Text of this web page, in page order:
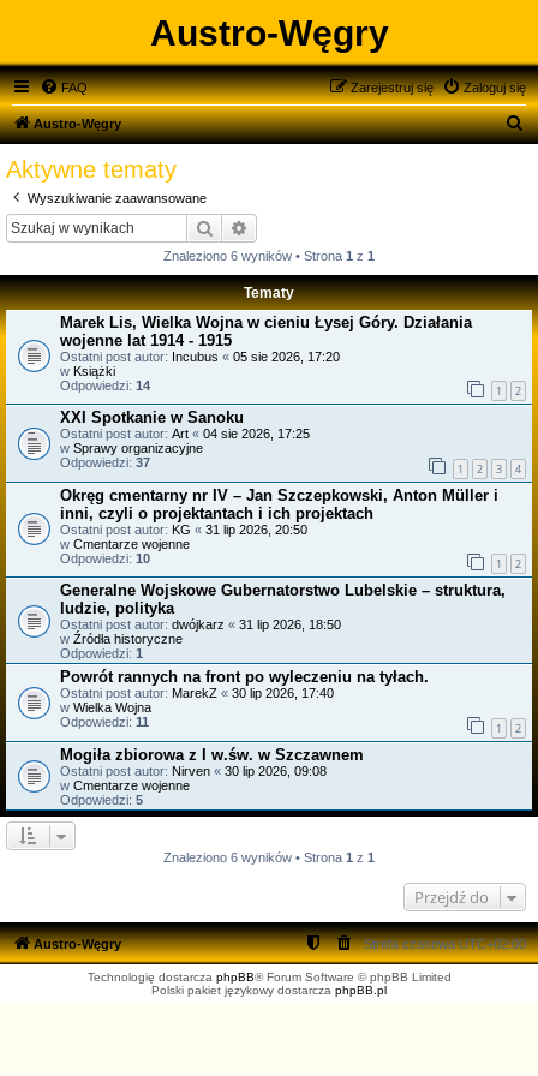
Austro-Węgry
FAQ Zaloguj się
Zarejestruj się
Austro-Węgry
S
Aktywne tematy
Wyszukiwanie zaawansowane
Szukaj
Znaleziono 6 wyników • Strona 1 z 1
Tematy
Marek Lis, Wielka Wojna w cieniu Łysej Góry. Działania
wojenne lat 1914 - 1915
Ostatni post autor: Incubus « 05 sie 2026, 17:20
w Książki
Odpowiedzi: 14 1 2
XXI Spotkanie w Sanoku
Ostatni post autor: Art « 04 sie 2026, 17:25
w Sprawy organizacyjne
Odpowiedzi: 37 1 2 3 4
Okręg cmentarny nr IV – Jan Szczepkowski, Anton Müller i
inni, czyli o projektantach i ich projektach
Ostatni post autor: KG « 31 lip 2026, 20:50
w Cmentarze wojenne
Odpowiedzi: 10 1 2
Generalne Wojskowe Gubernatorstwo Lubelskie – struktura,
ludzie, polityka
Ostatni post autor: dwójkarz « 31 lip 2026, 18:50
w Źródła historyczne
Odpowiedzi: 1
Powrót rannych na front po wyleczeniu na tyłach.
Ostatni post autor: MarekZ « 30 lip 2026, 17:40
w Wielka Wojna
Odpowiedzi: 11 1 2
Mogiła zbiorowa z I w.św. w Szczawnem
Ostatni post autor: Nirven « 30 lip 2026, 09:08
w Cmentarze wojenne
Odpowiedzi: 5
Znaleziono 6 wyników • Strona 1 z 1
Przejdź do
Austro-Węgry Strefa czasowaUTC+02:00
Technologię dostarcza phpBB® Forum Software © phpBB Limited
Polski pakiet językowy dostarcza phpBB.pl